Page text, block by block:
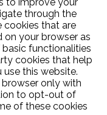
through the
cookies that are
on your browser as
functionalities
cookies that help
this website.
only with
to opt-out of
of these cookies